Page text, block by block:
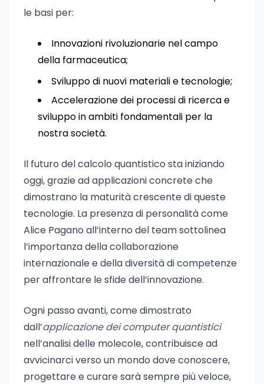
le basi per:
Innovazioni rivoluzionarie nel campo
della farmaceutica;
Sviluppo di nuovi materiali e tecnologie;
Accelerazione dei processi di ricerca e
sviluppo in ambiti fondamentali per la
nostra società.
Il futuro del calcolo quantistico sta iniziando
oggi, grazie ad applicazioni concrete che
dimostrano la maturità crescente di queste
tecnologie. La presenza di personalità come
Alice Pagano all’interno del team sottolinea
l’importanza della collaborazione
internazionale e della diversità di competenze
per affrontare le sfide dell’innovazione.
Ogni passo avanti, come dimostrato
dall’applicazione dei computer quantistici
nell’analisi delle molecole, contribuisce ad
avvicinarci verso un mondo dove conoscere,
progettare e curare sarà sempre più veloce,